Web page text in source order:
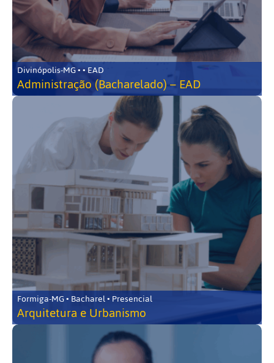
Divinópolis-MG • • EAD
Administração (Bacharelado) – EAD
Formiga-MG • Bacharel • Presencial
Arquitetura e Urbanismo